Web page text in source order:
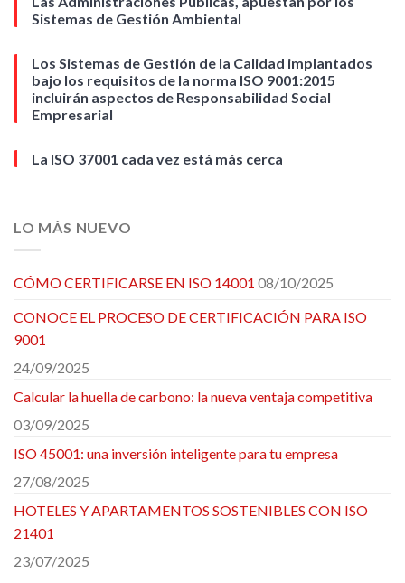
Sistemas de Gestión Ambiental
Los Sistemas de Gestión de la Calidad implantados
bajo los requisitos de la norma ISO 9001:2015
incluirán aspectos de Responsabilidad Social
Empresarial
La ISO 37001 cada vez está más cerca
LO MÁS NUEVO
CÓMO CERTIFICARSE EN ISO 14001 08/10/2025
CONOCE EL PROCESO DE CERTIFICACIÓN PARA ISO
9001
24/09/2025
Calcular la huella de carbono: la nueva ventaja competitiva
03/09/2025
ISO 45001: una inversión inteligente para tu empresa
27/08/2025
HOTELES Y APARTAMENTOS SOSTENIBLES CON ISO
21401
23/07/2025